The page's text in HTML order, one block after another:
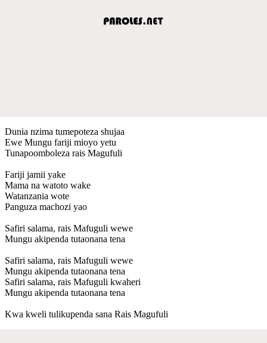
Dunia nzima tumepoteza shujaa
Ewe Mungu fariji mioyo yetu
Tunapoomboleza rais Magufuli
Fariji jamii yake
Mama na watoto wake
Watanzania wote
Panguza machozi yao
Safiri salama, rais Mafuguli wewe
Mungu akipenda tutaonana tena
Safiri salama, rais Mafuguli wewe
Mungu akipenda tutaonana tena
Safiri salama, rais Mafuguli kwaheri
Mungu akipenda tutaonana tena
Kwa kweli tulikupenda sana Rais Magufuli